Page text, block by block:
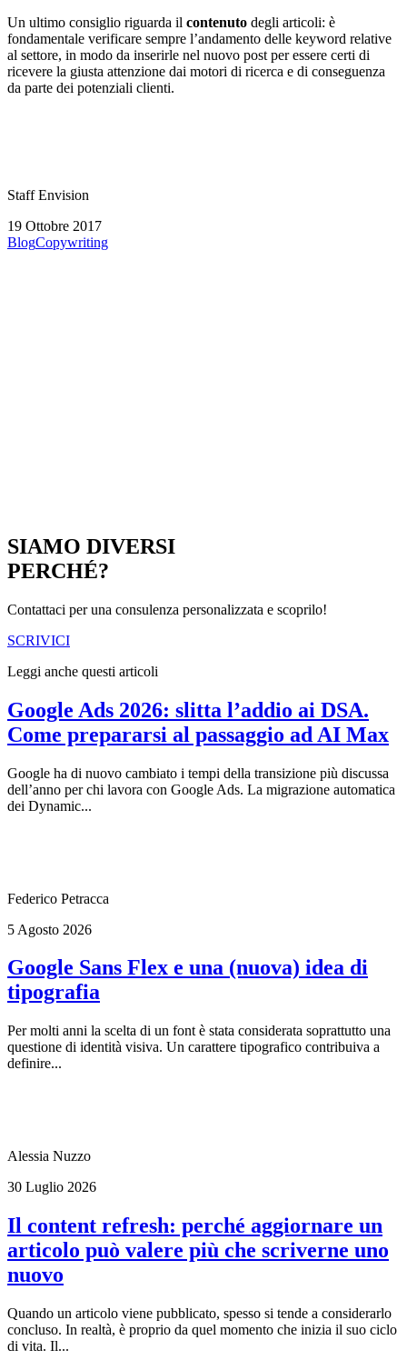
Un ultimo consiglio riguarda il contenuto degli articoli: è
fondamentale verificare sempre l’andamento delle keyword relative
al settore, in modo da inserirle nel nuovo post per essere certi di
ricevere la giusta attenzione dai motori di ricerca e di conseguenza
da parte dei potenziali clienti.
Staff Envision
19 Ottobre 2017
BlogCopywriting
SIAMO DIVERSI
PERCHÉ?
Contattaci per una consulenza personalizzata e scoprilo!
SCRIVICI
Leggi anche questi articoli
Google Ads 2026: slitta l’addio ai DSA.
Come prepararsi al passaggio ad AI Max
Google ha di nuovo cambiato i tempi della transizione più discussa
dell’anno per chi lavora con Google Ads. La migrazione automatica
dei Dynamic...
Federico Petracca
5 Agosto 2026
Google Sans Flex e una (nuova) idea di
tipografia
Per molti anni la scelta di un font è stata considerata soprattutto una
questione di identità visiva. Un carattere tipografico contribuiva a
definire...
Alessia Nuzzo
30 Luglio 2026
Il content refresh: perché aggiornare un
articolo può valere più che scriverne uno
nuovo
Quando un articolo viene pubblicato, spesso si tende a considerarlo
concluso. In realtà, è proprio da quel momento che inizia il suo ciclo
di vita. Il...